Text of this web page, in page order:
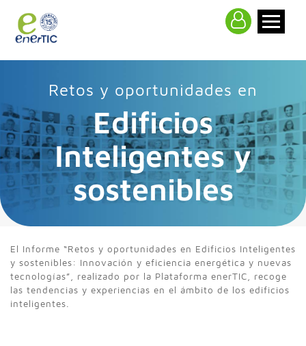
Retos y oportunidades en
Edificios
Inteligentes y
sostenibles
El Informe “Retos y oportunidades en Edificios Inteligentes
y sostenibles: Innovación y eficiencia energética y nuevas
tecnologías”, realizado por la Plataforma enerTIC, recoge
las tendencias y experiencias en el ámbito de los edificios
inteligentes.